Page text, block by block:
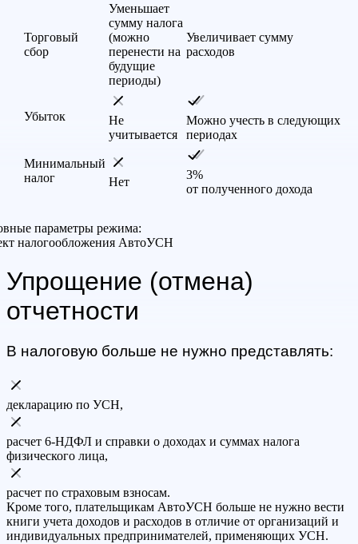
Торговый
сбор
Уменьшает
сумму налога
(можно
перенести на
будущие
периоды)
Увеличивает сумму
расходов
Убыток
Не
учитывается
Можно учесть в следующих
периодах
Минимальный
налог
Нет
3%
от полученного дохода
параметры режима:
налогообложения АвтоУСН
Упрощение (отмена)
отчетности
В налоговую больше не нужно представлять:
декларацию по УСН,
расчет 6-НДФЛ и справки о доходах и суммах налога
физического лица,
расчет по страховым взносам.
Кроме того, плательщикам АвтоУСН больше не нужно вести
книги учета доходов и расходов в отличие от организаций и
индивидуальных предпринимателей, применяющих УСН.